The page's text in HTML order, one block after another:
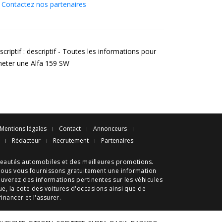
Contactez nos partenaires
: descriptif - Toutes les informations pour
une Alfa 159 SW
Mentions légales Contact
Annonceurs
Rédacteur
Recrutement Partenaires
automobiles et des meilleures promotions.
vous fournissons gratuitement une information
des informations pertinentes sur les véhicules
, la cote des voitures d'occasions ainsi que de
et l'assurer.